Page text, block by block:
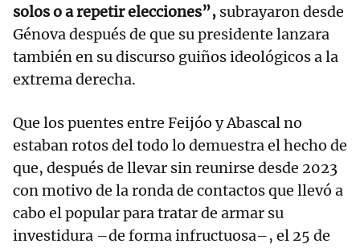
solos o a repetir elecciones”, subrayaron desde
Génova después de que su presidente lanzara
también en su discurso guiños ideológicos a la
extrema derecha.
Que los puentes entre Feijóo y Abascal no
estaban rotos del todo lo demuestra el hecho de
que, después de llevar sin reunirse desde 2023
con motivo de la ronda de contactos que llevó a
cabo el popular para tratar de armar su
investidura –de forma infructuosa–, el 25 de